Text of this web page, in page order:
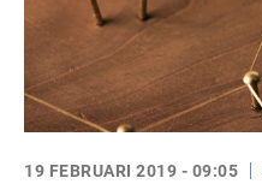
19 FEBRUARI 2019 - 09:05